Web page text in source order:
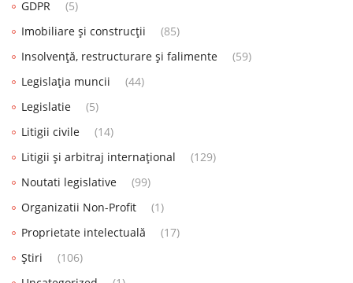
GDPR
(5)
Imobiliare și construcții
(85)
Insolvență, restructurare și falimente
(59)
Legislația muncii
(44)
Legislatie
(5)
Litigii civile
(14)
Litigii și arbitraj internațional
(129)
Noutati legislative
(99)
Organizatii Non-Profit
(1)
Proprietate intelectuală
(17)
Știri
(106)